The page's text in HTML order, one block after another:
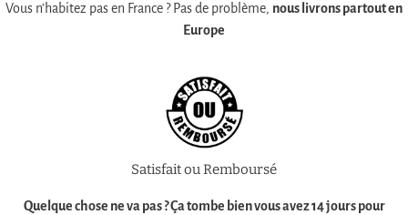
Vous n'habitez pas en France ? Pas de problème, nous livrons partout en
Europe
Satisfait ou Remboursé
Quelque chose ne va pas ? Ça tombe bien vous avez14 jours pour